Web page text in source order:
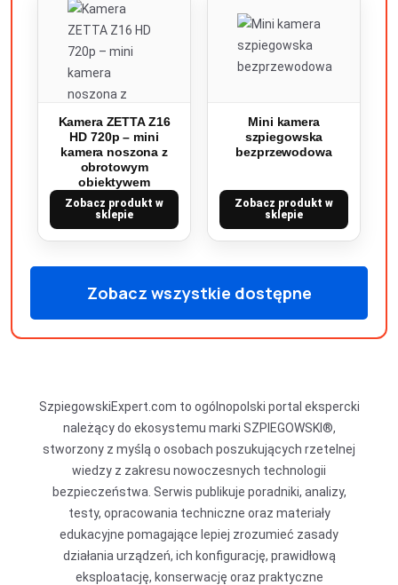
Kamera ZETTA Z16
HD 720p – mini
kamera noszona z
obrotowym
obiektywem
Zobacz produkt w
sklepie
Mini kamera
szpiegowska
bezprzewodowa
Zobacz produkt w
sklepie
Zobacz wszystkie dostępne
produkty
SzpiegowskiExpert.com to ogólnopolski portal ekspercki
należący do ekosystemu marki SZPIEGOWSKI®,
stworzony z myślą o osobach poszukujących rzetelnej
wiedzy z zakresu nowoczesnych technologii
bezpieczeństwa. Serwis publikuje poradniki, analizy,
testy, opracowania techniczne oraz materiały
edukacyjne pomagające lepiej zrozumieć zasady
działania urządzeń, ich konfigurację, prawidłową
eksploatację, konserwację oraz praktyczne